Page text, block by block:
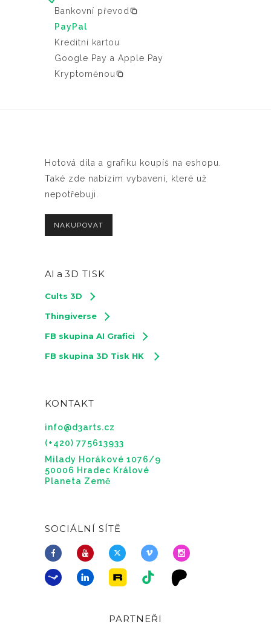
Bankovní převod
PayPal
Kreditní kartou
Google Pay a Apple Pay
Kryptoměnou
Hotová díla a grafiku koupíš na eshopu.
Také zde nabízím vybavení, které už
nepotřebuji.
NAKUPOVAT
AI a 3D TISK
Cults 3D
Thingiverse
FB skupina AI Grafici
FB skupina 3D Tisk HK
KONTAKT
info@d3arts.cz
(+420) 775613933
Milady Horákové 1076/9
50006 Hradec Králové
Planeta Země
SOCIÁLNÍ SÍTĚ
PARTNEŘI